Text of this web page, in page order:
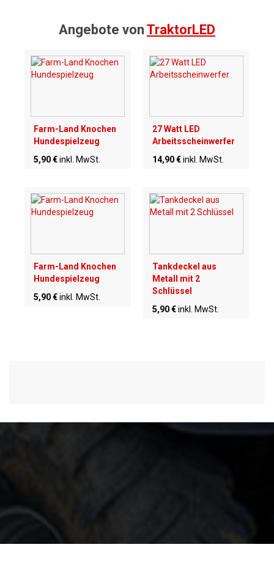
Angebote von TraktorLED
Farm-Land Knochen
Hundespielzeug
5,90 €inkl. MwSt.
27 Watt LED
Arbeitsscheinwerfer
14,90 €inkl. MwSt.
Farm-Land Knochen
Hundespielzeug
5,90 €inkl. MwSt.
Tankdeckel aus
Metall mit 2
Schlüssel
5,90 €inkl. MwSt.